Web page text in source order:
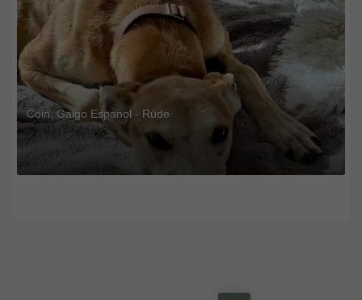
Coin, Galgo Espanol - Rüde